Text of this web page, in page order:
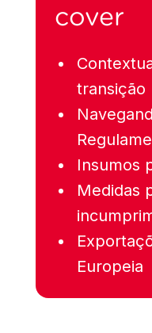
cover
transição
Insumos
Medidas
Europeia